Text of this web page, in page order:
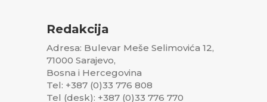
Redakcija
Adresa: Bulevar Meše Selimovića 12,
71000 Sarajevo,
Bosna i Hercegovina
Tel: +387 (0)33 776 808
Tel (desk): +387 (0)33 776 770